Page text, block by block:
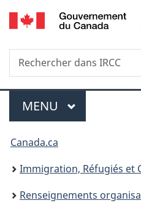
Recherche
Rechercher
dans
Menu
MENU PRINCIPAL
Vous
êtes
ici :
Canada.ca
Immigration, Réfugiés et
Renseignements